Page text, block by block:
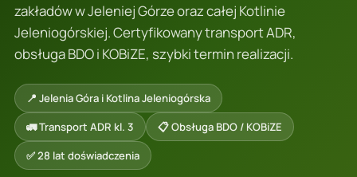
zakładów w Jeleniej Górze oraz całej Kotlinie
Jeleniogórskiej. Certyfikowany transport ADR,
obsługa BDO i KOBiZE, szybki termin realizacji.
📍 Jelenia Góra i Kotlina Jeleniogórska
🚛 Transport ADR kl. 3
📋 Obsługa BDO / KOBiZE
✅ 28 lat doświadczenia